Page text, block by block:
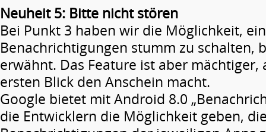
Neuheit 5: Bitte nicht stören
Bei Punkt 3 haben wir die Möglichkeit,
Benachrichtigungen stumm zu schalten,
erwähnt. Das Feature ist aber mächtiger,
ersten Blick den Anschein macht.
Google bietet mit Android 8.0
die Entwicklern die Möglichkeit geben,